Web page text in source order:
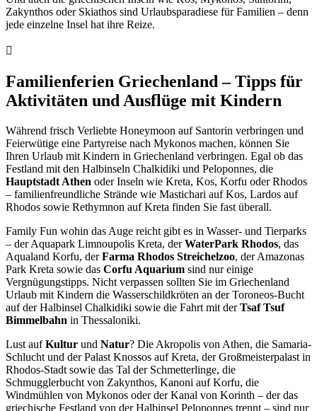
Zakynthos oder Skiathos sind Urlaubsparadiese für Familien – denn
jede einzelne Insel hat ihre Reize.
Familienferien Griechenland – Tipps für
Aktivitäten und Ausflüge mit Kindern
Während frisch Verliebte Honeymoon auf Santorin verbringen und
Feierwütige eine Partyreise nach Mykonos machen, können Sie
Ihren Urlaub mit Kindern in Griechenland verbringen. Egal ob das
Festland mit den Halbinseln Chalkidiki und Peloponnes, die
Hauptstadt Athen oder Inseln wie Kreta, Kos, Korfu oder Rhodos
– familienfreundliche Strände wie Mastichari auf Kos, Lardos auf
Rhodos sowie Rethymnon auf Kreta finden Sie fast überall.
Family Fun wohin das Auge reicht gibt es in Wasser- und Tierparks
– der Aquapark Limnoupolis Kreta, derWaterPark Rhodos, das
Aqualand Korfu, derFarma Rhodos Streichelzoo, der Amazonas
Park Kreta sowie das Corfu Aquarium sind nur einige
Vergnügungstipps. Nicht verpassen sollten Sie im Griechenland
Urlaub mit Kindern die Wasserschildkröten an der Toroneos-Bucht
auf der Halbinsel Chalkidiki sowie die Fahrt mit derTsaf Tsuf
Bimmelbahn in Thessaloniki.
Lust aufKultur und Natur? Die Akropolis von Athen, die Samaria-
Schlucht und der Palast Knossos auf Kreta, der Großmeisterpalast in
Rhodos-Stadt sowie das Tal der Schmetterlinge, die
Schmugglerbucht von Zakynthos, Kanoni auf Korfu, die
Windmühlen von Mykonos oder der Kanal von Korinth – der das
griechische Festland von der Halbinsel Peloponnes trennt – sind nur